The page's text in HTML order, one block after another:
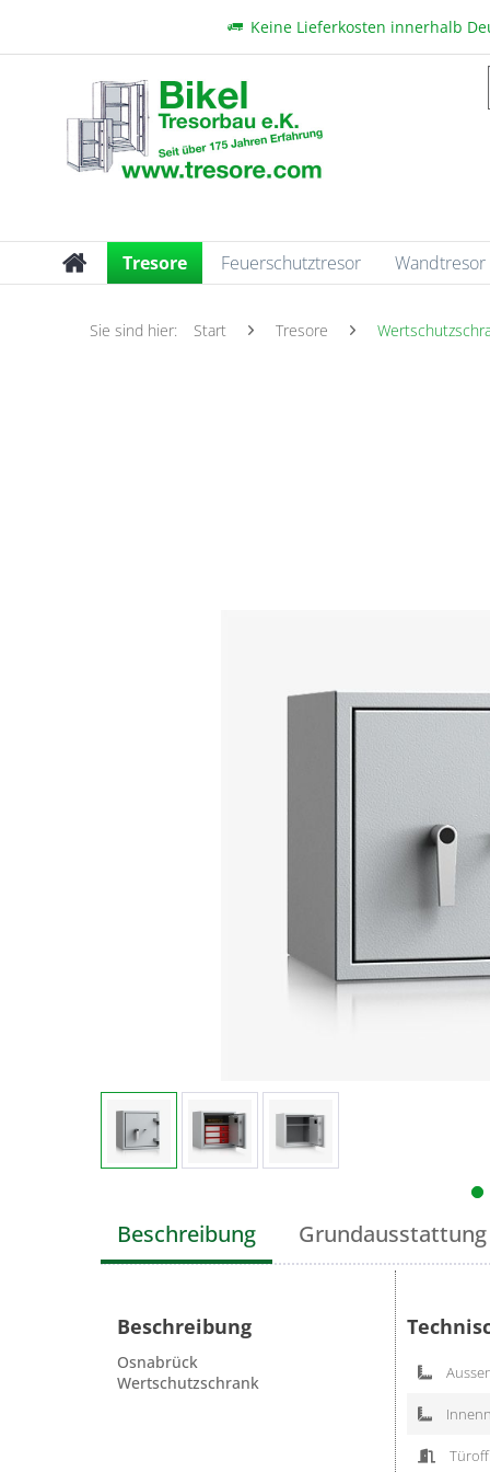
Keine Lieferkosten innerhalb
Tresore Feuerschutztresor Wandtresor
Sie sind hier: Start Tresore
Beschreibung Grundausstattung
Beschreibung
Osnabrück
Wertschutzschrank